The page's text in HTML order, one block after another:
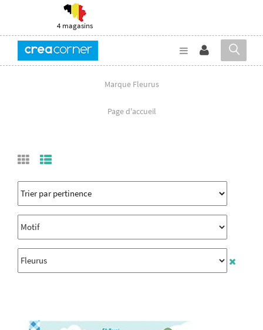
4 magasins
Marque Fleurus
Page d'accueil